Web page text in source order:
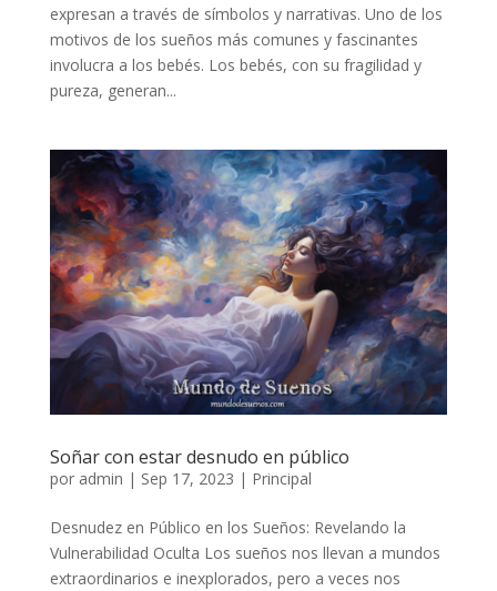
expresan a través de símbolos y narrativas. Uno de los
motivos de los sueños más comunes y fascinantes
involucra a los bebés. Los bebés, con su fragilidad y
pureza, generan...
Soñar con estar desnudo en público
por admin | Sep 17, 2023 | Principal
Desnudez en Público en los Sueños: Revelando la
Vulnerabilidad Oculta Los sueños nos llevan a mundos
extraordinarios e inexplorados, pero a veces nos